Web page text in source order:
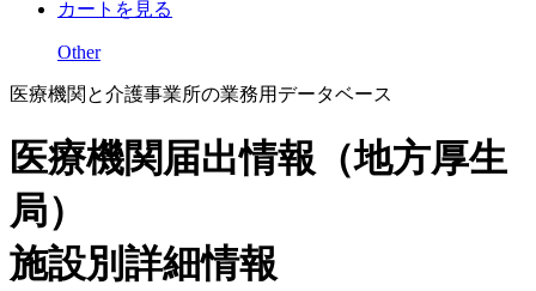
カートを見る
Other
医療機関と介護事業所の業務用データベース
医療機関届出情報（地方厚生
局）
施設別詳細情報